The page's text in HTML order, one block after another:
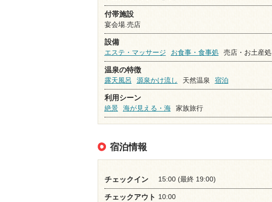
付帯施設
宴会場.売店
設備
エステ・マッサージ
お食事・食事処 売店・お土産処
温泉の特徴
露天風呂
源泉かけ流し 天然温泉 宿泊
利用シーン
絶景
海が見える・海 家族旅行
宿泊情報
チェックイン 15:00 (最終 19:00)
チェックアウト 10:00